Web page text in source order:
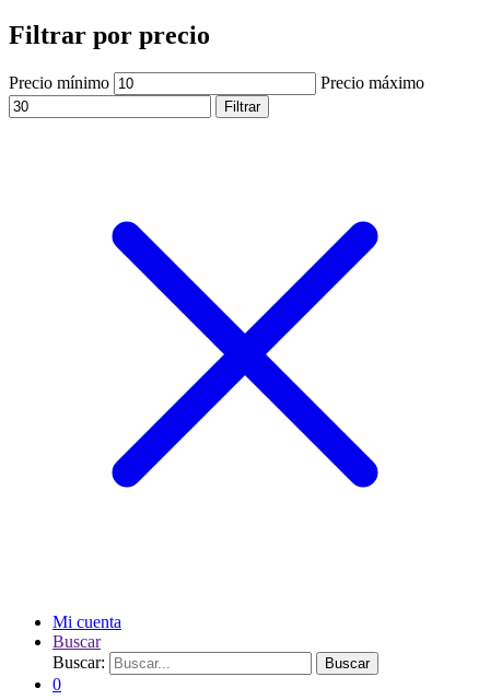
Filtrar por precio
Precio mínimo Precio máximo
Filtrar
Mi cuenta
Buscar
Buscar:
Buscar
0